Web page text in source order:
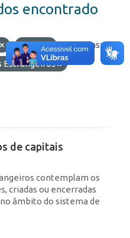
encontrado
HTML
Etiquetas:
Estrangeiros
de capitais
contemplam os
criadas ou encerradas
âmbito do sistema de